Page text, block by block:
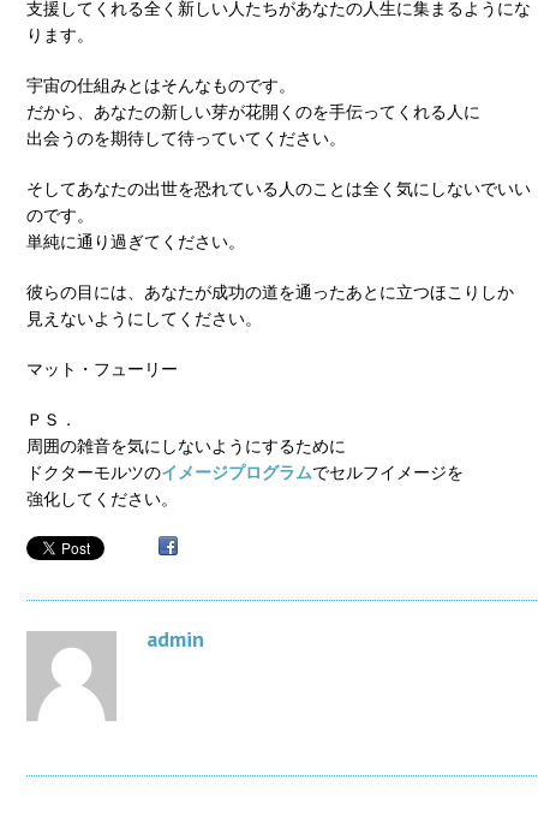
支援してくれる全く新しい人たちがあなたの人生に集まるようにな
ります。
宇宙の仕組みとはそんなものです。
だから、あなたの新しい芽が花開くのを手伝ってくれる人に
出会うのを期待して待っていてください。
そしてあなたの出世を恐れている人のことは全く気にしないでいい
のです。
単純に通り過ぎてください。
彼らの目には、あなたが成功の道を通ったあとに立つほこりしか
見えないようにしてください。
マット・フューリー
ＰＳ．
周囲の雑音を気にしないようにするために
ドクターモルツのイメージプログラムでセルフイメージを
強化してください。
admin